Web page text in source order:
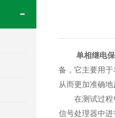
单相继电
备，它主要用
从而更加准确
在测试过程中
信号处理器中